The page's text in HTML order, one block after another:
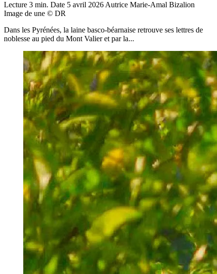
Lecture 3 min. Date 5 avril 2026Autrice Marie-Amal Bizalion
Image de une © DR
Dans les Pyrénées, la laine basco-béarnaise retrouve ses lettres de
noblesse au pied du Mont Valier et par la...